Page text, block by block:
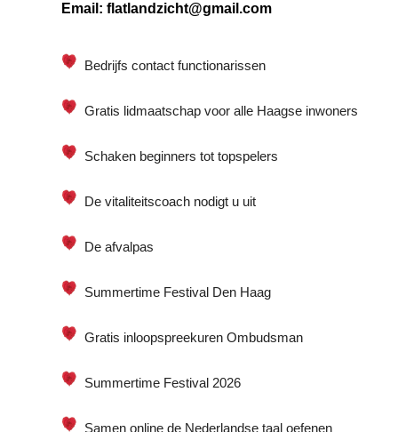
Email: flatlandzicht@gmail.com
Bedrijfs contact functionarissen
Gratis lidmaatschap voor alle Haagse inwoners
Schaken beginners tot topspelers
De vitaliteitscoach nodigt u uit
De afvalpas
Summertime Festival Den Haag
Gratis inloopspreekuren Ombudsman
Summertime Festival 2026
Samen online de Nederlandse taal oefenen